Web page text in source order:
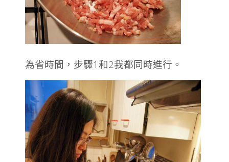
為省時間，步驟1和2我都同時進行。